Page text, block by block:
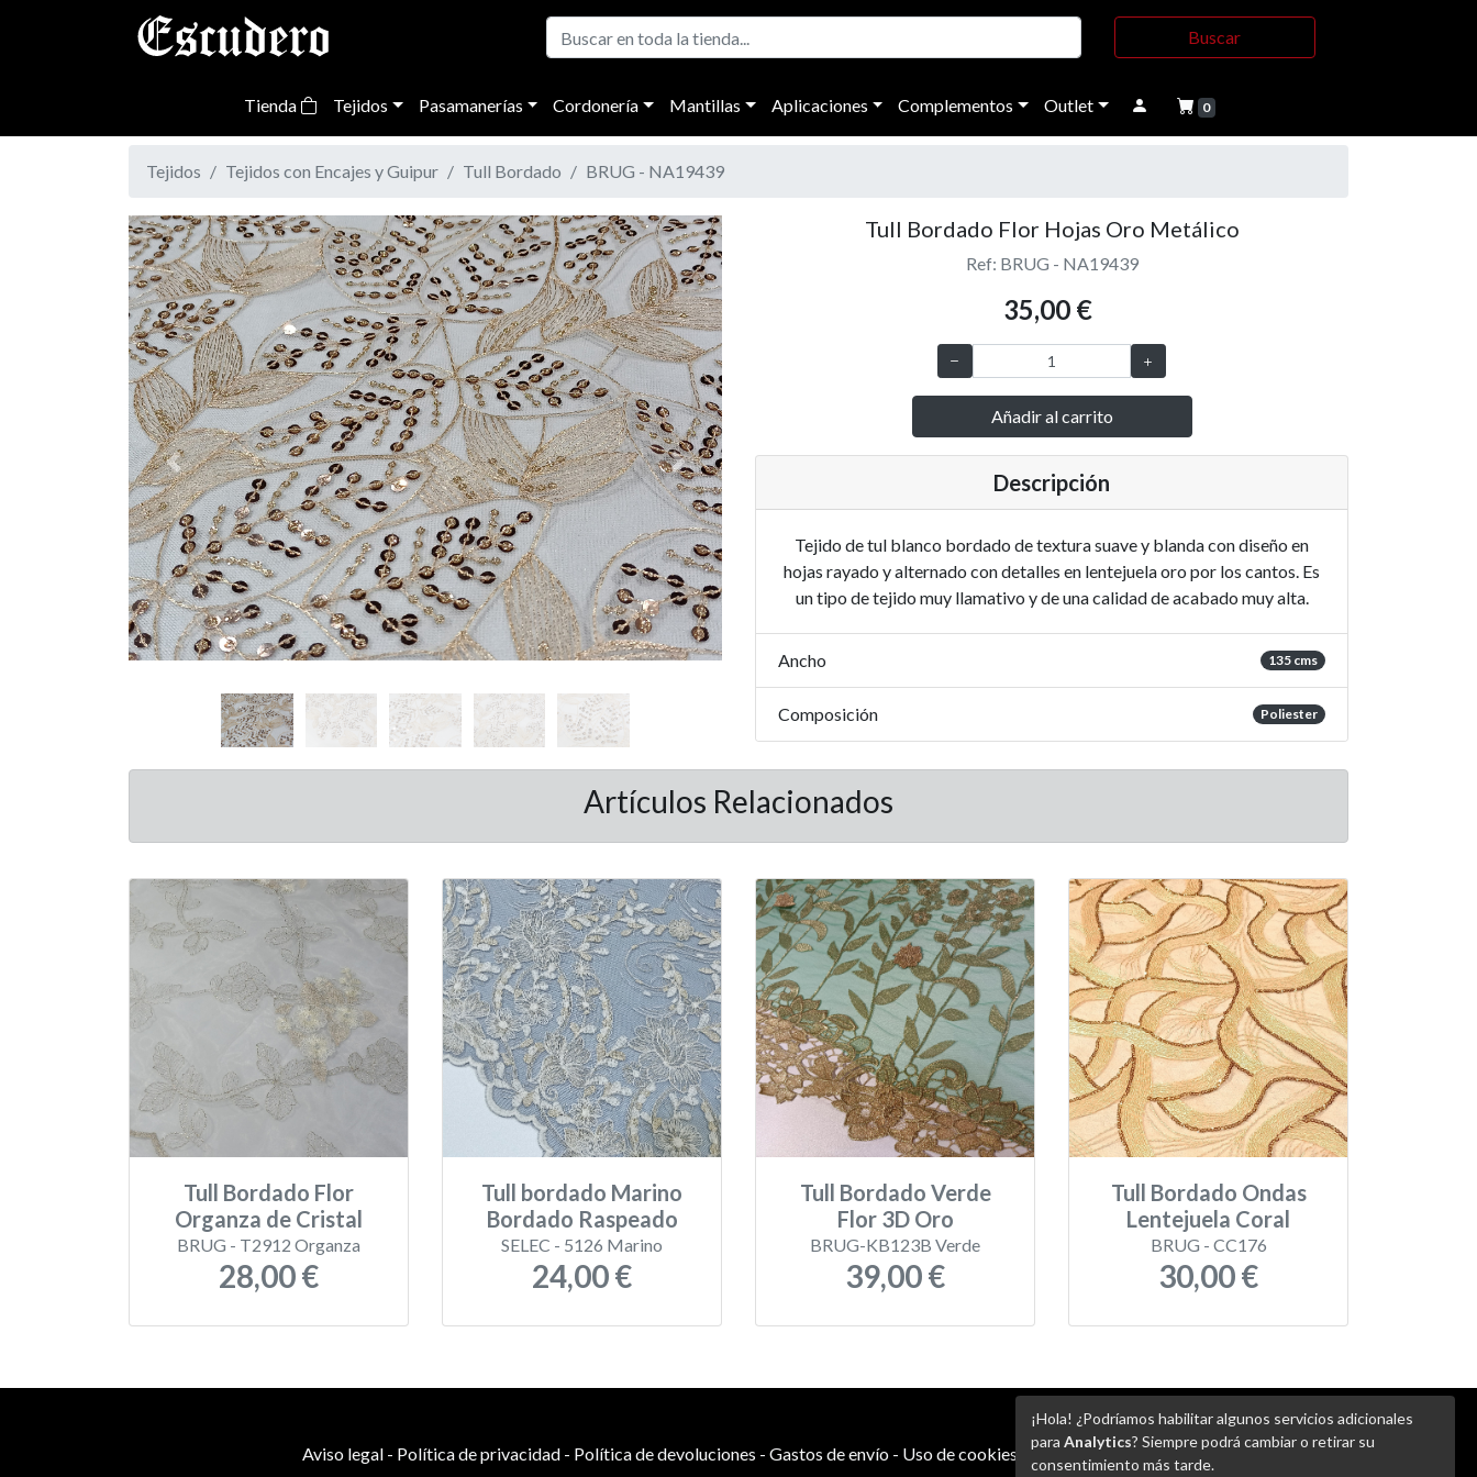
Buscar
Tienda Tejidos Pasamanerías Cordonería Mantillas Aplicaciones Complementos Outlet 0
Tejidos Tejidos con Encajes y Guipur Tull Bordado BRUG - NA19439
Previous Next
Tull Bordado Flor Hojas Oro Metálico
Ref: BRUG - NA19439
35,00 €
Añadir al carrito
Descripción
Tejido de tul blanco bordado de textura suave y blanda con diseño en
hojas rayado y alternado con detalles en lentejuela oro por los cantos. Es
un tipo de tejido muy llamativo y de una calidad de acabado muy alta.
Ancho 135 cms
Composición Poliester
Artículos Relacionados
Tull Bordado Flor
Organza de Cristal
BRUG - T2912 Organza
28,00 €
Tull bordado Marino
Bordado Raspeado
SELEC - 5126 Marino
24,00 €
Tull Bordado Verde
Flor 3D Oro
BRUG-KB123B Verde
39,00 €
Tull Bordado Ondas
Lentejuela Coral
BRUG - CC176
30,00 €
Aviso legal - Política de privacidad - Política de devoluciones - Gastos de envío - Uso de cookies Ajustes de Cookies
¡Hola! ¿Podríamos habilitar algunos servicios adicionales
para Analytics? Siempre podrá cambiar o retirar su
consentimiento más tarde.